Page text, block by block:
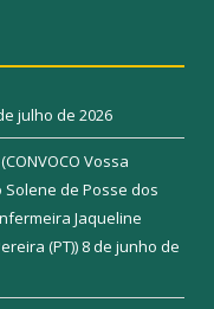
julho de 2026
Vossa
de Posse dos
Jaqueline
(PT)) 8 de junho de